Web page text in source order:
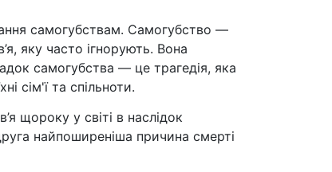
самогубствам. Самогубство —
яку часто ігнорують. Вона
самогубства — це трагедія, яка
сім'ї та спільноти.
щороку у світі в наслідок
найпоширеніша причина смерті